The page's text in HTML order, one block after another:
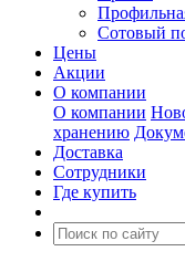
Сотовый
Цены
Акции
О компании
О компании
хранению
Доставка
Сотрудники
Где купить